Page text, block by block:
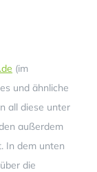
(im
und ähnliche
all diese unter
außerdem
In dem unten
die